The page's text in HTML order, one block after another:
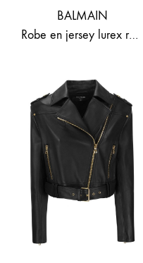
BALMAIN
Robe en jersey lurex rayé